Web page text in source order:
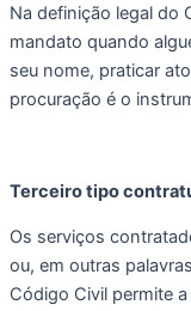
Na definição legal do
mandato quando
seu nome, praticar
procuração é o
Terceiro tipo
Os serviços
ou, em outras
Código Civil permite